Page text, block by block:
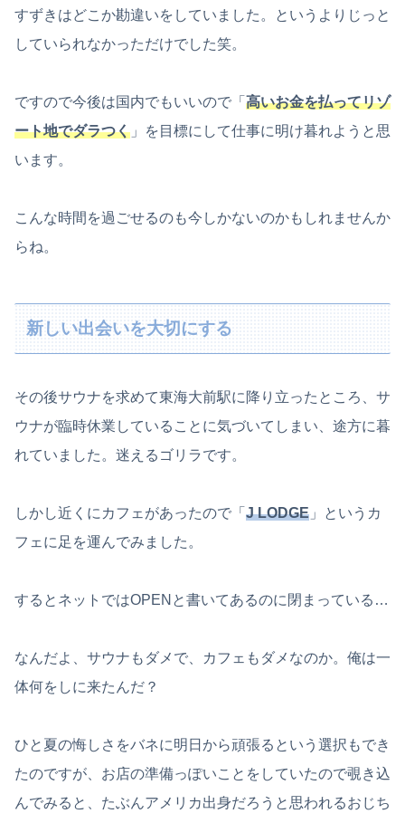
すずきはどこか勘違いをしていました。というよりじっと
していられなかっただけでした笑。
ですので今後は国内でもいいので「 高いお金を払ってリゾ
ート地でダラつく 」を目標にして仕事に明け暮れようと思
います。
こんな時間を過ごせるのも今しかないのかもしれませんか
らね。
新しい出会いを大切にする
その後サウナを求めて東海大前駅に降り立ったところ、サ
ウナが臨時休業していることに気づいてしまい、途方に暮
れていました。迷えるゴリラです。
しかし近くにカフェがあったので「 J LODGE 」というカ
フェに足を運んでみました。
するとネットではOPENと書いてあるのに閉まっている…
なんだよ、サウナもダメで、カフェもダメなのか。俺は一
体何をしに来たんだ？
ひと夏の悔しさをバネに明日から頑張るという選択もでき
たのですが、お店の準備っぽいことをしていたので覗き込
んでみると、たぶんアメリカ出身だろうと思われるおじち